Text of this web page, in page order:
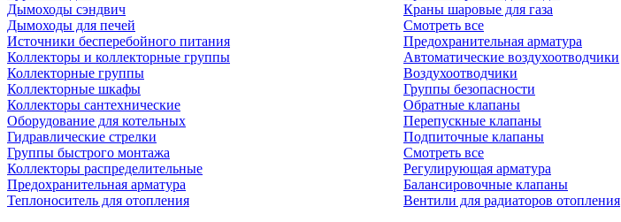
Дымоходы сэндвич
Дымоходы для печей
Источники бесперебойного питания
Коллекторы и коллекторные группы
Коллекторные группы
Коллекторные шкафы
Коллекторы сантехнические
Оборудование для котельных
Гидравлические стрелки
Группы быстрого монтажа
Коллекторы распределительные
Предохранительная арматура
Теплоноситель для отопления
Краны шаровые для газа
Смотреть все
Предохранительная арматура
Автоматические воздухоотводчики
Воздухоотводчики
Группы безопасности
Обратные клапаны
Перепускные клапаны
Подпиточные клапаны
Смотреть все
Регулирующая арматура
Балансировочные клапаны
Вентили для радиаторов отопления